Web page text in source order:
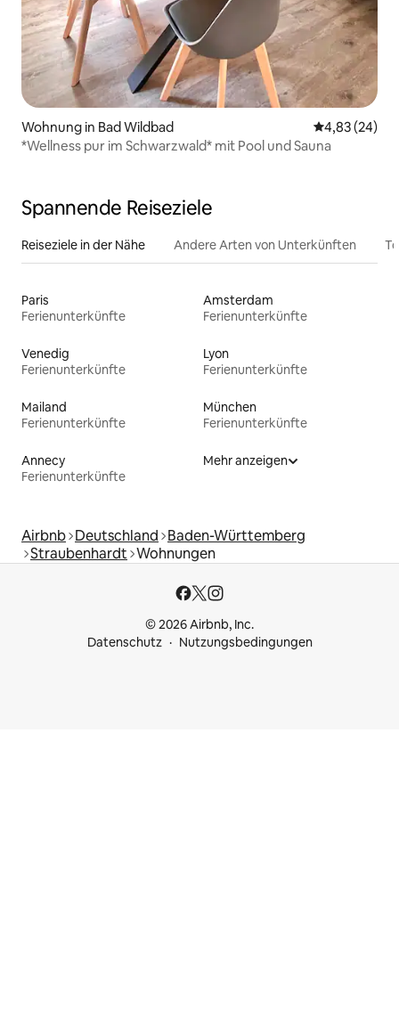
Wohnung in Bad Wildbad
4,83 (24)
*Wellness pur im Schwarzwald* mit Pool und Sauna
Spannende Reiseziele
Reiseziele in der Nähe Andere Arten von Unterkünften
Paris
Ferienunterkünfte
Amsterdam
Ferienunterkünfte
Venedig
Ferienunterkünfte
Lyon
Ferienunterkünfte
Mailand
Ferienunterkünfte
München
Ferienunterkünfte
Annecy
Ferienunterkünfte
Mehr anzeigen
Airbnb Deutschland Baden-Württemberg
Straubenhardt Wohnungen
© 2026 Airbnb, Inc.
Datenschutz
Nutzungsbedingungen